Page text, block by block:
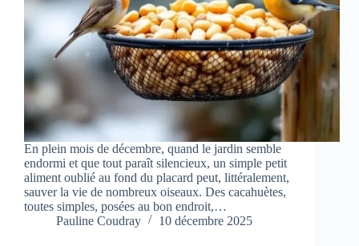
En plein mois de décembre, quand le jardin semble
endormi et que tout paraît silencieux, un simple petit
aliment oublié au fond du placard peut, littéralement,
sauver la vie de nombreux oiseaux. Des cacahuètes,
toutes simples, posées au bon endroit,…
Pauline Coudray
10 décembre 2025